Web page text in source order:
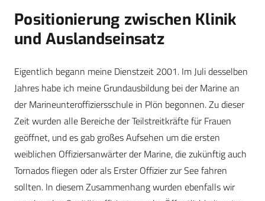
Positionierung zwischen Klinik
und Auslandseinsatz
Eigentlich begann meine Dienstzeit 2001. Im Juli desselben
Jahres habe ich meine Grundausbildung bei der Marine an
der Marineunteroffiziersschule in Plön begonnen. Zu dieser
Zeit wurden alle Bereiche der Teilstreitkräfte für Frauen
geöffnet, und es gab großes Aufsehen um die ersten
weiblichen Offiziersanwärter der Marine, die zukünftig auch
Tornados fliegen oder als Erster Offizier zur See fahren
sollten. In diesem Zusammenhang wurden ebenfalls wir